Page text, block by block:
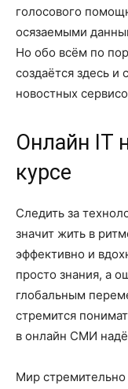
голосового
осязаемыми
Но обо всём по
создаётся здесь и
новостных
Онлайн IT
курсе
Следить за
значит жить в
эффективно и
просто знания, а
глобальным
стремится
в онлайн СМИ
Мир